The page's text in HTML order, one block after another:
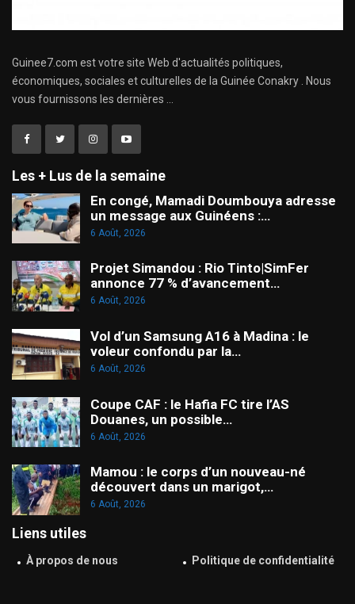
Guinee7.com est votre site Web d'actualités politiques,
économiques, sociales et culturelles de la Guinée Conakry . Nous
vous fournissons les dernières ...
Les + Lus de la semaine
En congé, Mamadi Doumbouya adresse
un message aux Guinéens :…
6 Août, 2026
Projet Simandou : Rio Tinto|SimFer
annonce 77 % d’avancement…
6 Août, 2026
Vol d’un Samsung A16 à Madina : le
voleur confondu par la…
6 Août, 2026
Coupe CAF : le Hafia FC tire l’AS
Douanes, un possible…
6 Août, 2026
Mamou : le corps d’un nouveau-né
découvert dans un marigot,…
6 Août, 2026
Liens utiles
À propos de nous Politique de confidentialité